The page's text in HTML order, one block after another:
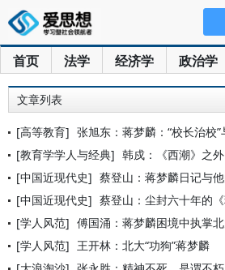
首页 法学 经济学 政治学
文章列表
[高等教育] 张旭东：蒋梦麟：“校长治校”
[教育学学人与经典] 韩戍：《西潮》之外
[中国近现代史] 蔡登山：蒋梦麟日记与
[中国近现代史] 蔡登山：尘封六十年的
[学人风范] 傅国涌：蒋梦麟困境中执掌
[学人风范] 王开林：北大“功狗”蒋梦麟